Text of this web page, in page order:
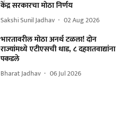
केंद्र सरकारचा मोठा निर्णय
Sakshi Sunil Jadhav 02 Aug 2026
भारतावरील मोठा अनर्थ टळला! दोन
राज्यांमध्ये एटीएसची धाड, ८ दहशतवाद्यांना
पकडले
Bharat Jadhav 06 Jul 2026